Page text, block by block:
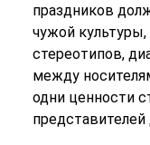
праздников
чужой
стереотипов,
между
одни ценности
представителей